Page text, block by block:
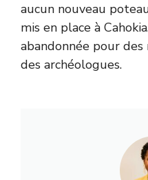
aucun nouveau
mis en place à
abandonnée pour des
des archéologues.